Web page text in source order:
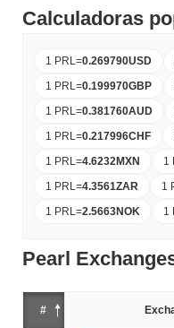
Calculadoras
1 PRL =0.269790USD
1 PRL =0.199970GBP
1 PRL =0.381760AUD
1 PRL =0.217996CHF
1 PRL =4.6232MXN 1
1 PRL =4.3561ZAR 1
1 PRL =2.5663NOK 1
Pearl
#